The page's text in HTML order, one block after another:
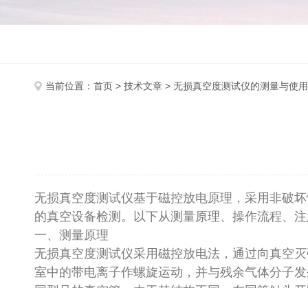
当前位置： 首页 > 技术文章 > 无损真空度测试仪的测量与使用
无损真空度测试仪基于磁控放电原理，采用非破
的真空设备检测。以下从测量原理、操作流程、
一、测量原理
无损真空度测试仪采用磁控放电法，通过向真空
室中的带电离子作螺旋运动，并与残余气体分子